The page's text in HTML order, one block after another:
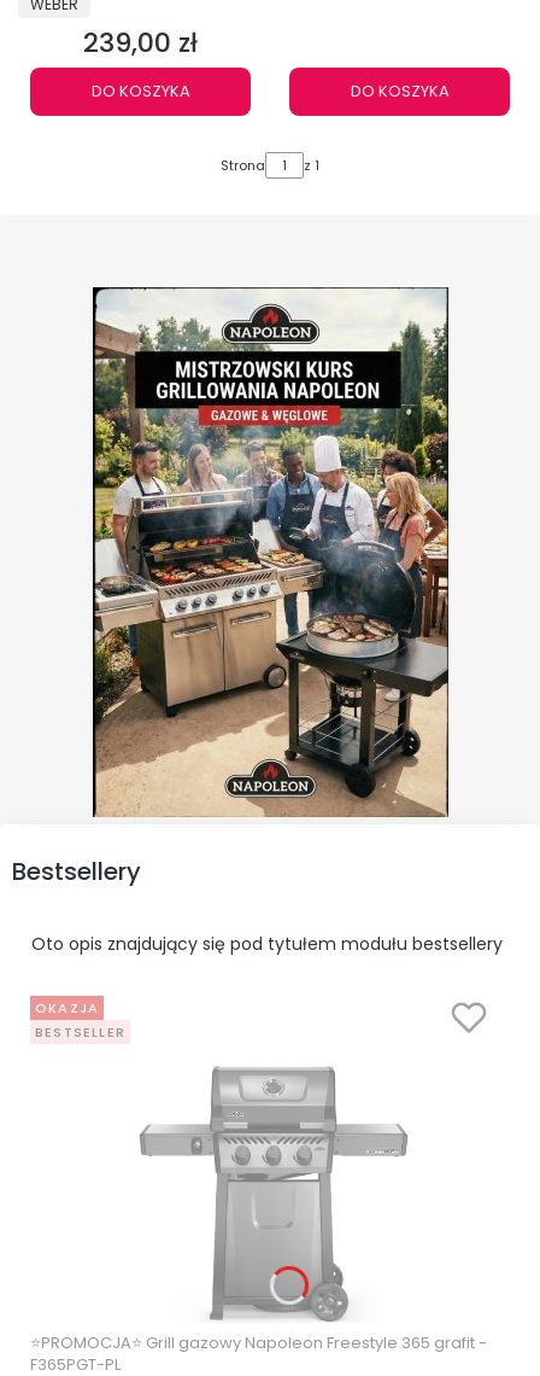
Cena
239,00 zł
DO KOSZYKA DO KOSZYKA
Strona z 1
Bestsellery
Oto opis znajdujący się pod tytułem modułu bestsellery
OKAZJA
BESTSELLER
⭐PROMOCJA⭐ Grill gazowy Napoleon Freestyle 365 grafit -
F365PGT-PL